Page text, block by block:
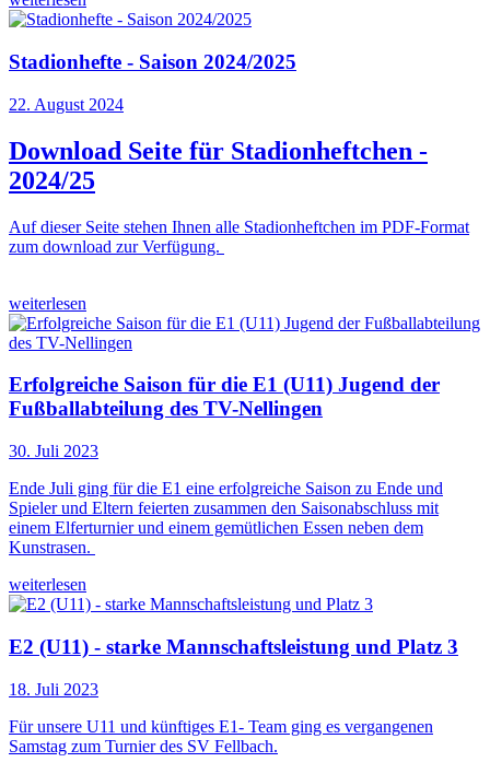
Stadionhefte - Saison 2024/2025
22. August 2024
Download Seite für Stadionheftchen -
2024/25
Auf dieser Seite stehen Ihnen alle Stadionheftchen im PDF-Format
zum download zur Verfügung.
weiterlesen
Erfolgreiche Saison für die E1 (U11) Jugend der
Fußballabteilung des TV-Nellingen
30. Juli 2023
Ende Juli ging für die E1 eine erfolgreiche Saison zu Ende und
Spieler und Eltern feierten zusammen den Saisonabschluss mit
einem Elferturnier und einem gemütlichen Essen neben dem
Kunstrasen.
weiterlesen
E2 (U11) - starke Mannschaftsleistung und Platz 3
18. Juli 2023
Für unsere U11 und künftiges E1- Team ging es vergangenen
Samstag zum Turnier des SV Fellbach.